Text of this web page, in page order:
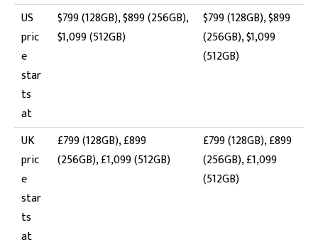
US
pric
e
star
ts
at
$799 (128GB), $899 (256GB),
$1,099 (512GB)
$799 (128GB), $899
(256GB), $1,099
(512GB)
UK
pric
e
star
ts
at
£799 (128GB), £899
(256GB), £1,099 (512GB)
£799 (128GB), £899
(256GB), £1,099
(512GB)